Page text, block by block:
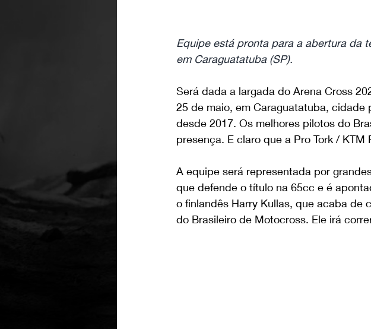
Equipe está pronta para a abertura da
em Caraguatatuba (SP).
Será dada a largada do Arena Cross
25 de maio, em Caraguatatuba,
desde 2017. Os melhores pilotos do
presença. E claro que a Pro Tork /
A equipe será representada por
que defende o título na 65cc e é
o finlandês Harry Kullas, que acaba de
do Brasileiro de Motocross. Ele irá